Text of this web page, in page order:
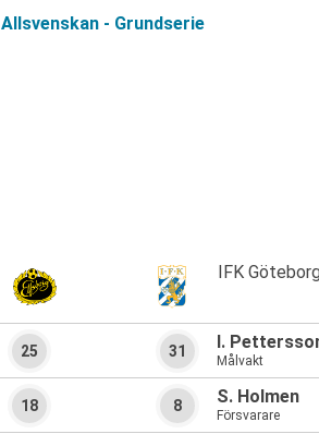
Allsvenskan - Grundserie
IFK
25
18
31 I.
Målvakt
8 S. Holmen
Försvarare